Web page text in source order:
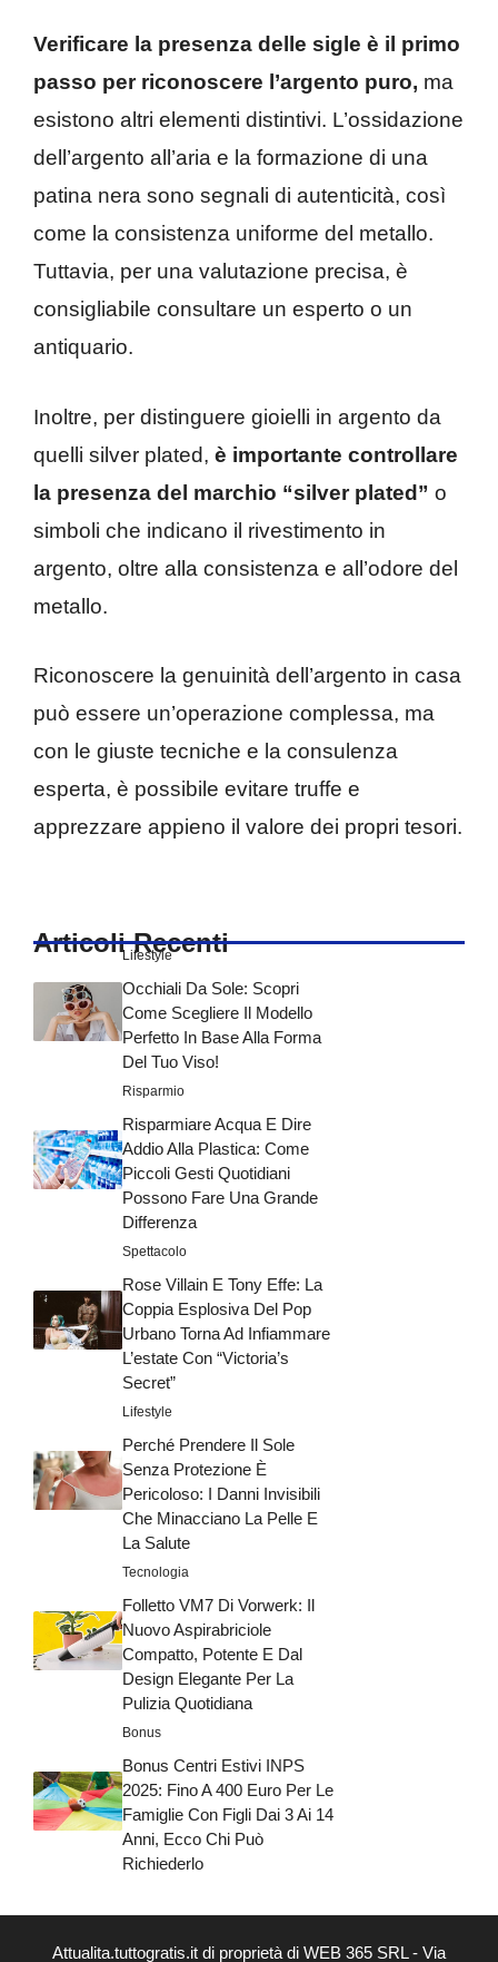
Verificare la presenza delle sigle è il primo
passo per riconoscere l’argento puro, ma
esistono altri elementi distintivi. L’ossidazione
dell’argento all’aria e la formazione di una
patina nera sono segnali di autenticità, così
come la consistenza uniforme del metallo.
Tuttavia, per una valutazione precisa, è
consigliabile consultare un esperto o un
antiquario.
Inoltre, per distinguere gioielli in argento da
quelli silver plated, è importante controllare
la presenza del marchio “silver plated” o
simboli che indicano il rivestimento in
argento, oltre alla consistenza e all’odore del
metallo.
Riconoscere la genuinità dell’argento in casa
può essere un’operazione complessa, ma
con le giuste tecniche e la consulenza
esperta, è possibile evitare truffe e
apprezzare appieno il valore dei propri tesori.
Articoli Recenti
Lifestyle
Occhiali Da Sole: Scopri
Come Scegliere Il Modello
Perfetto In Base Alla Forma
Del Tuo Viso!
Risparmio
Risparmiare Acqua E Dire
Addio Alla Plastica: Come
Piccoli Gesti Quotidiani
Possono Fare Una Grande
Differenza
Spettacolo
Rose Villain E Tony Effe: La
Coppia Esplosiva Del Pop
Urbano Torna Ad Infiammare
L’estate Con “Victoria’s
Secret”
Lifestyle
Perché Prendere Il Sole
Senza Protezione È
Pericoloso: I Danni Invisibili
Che Minacciano La Pelle E
La Salute
Tecnologia
Folletto VM7 Di Vorwerk: Il
Nuovo Aspirabriciole
Compatto, Potente E Dal
Design Elegante Per La
Pulizia Quotidiana
Bonus
Bonus Centri Estivi INPS
2025: Fino A 400 Euro Per Le
Famiglie Con Figli Dai 3 Ai 14
Anni, Ecco Chi Può
Richiederlo
Attualita.tuttogratis.it di proprietà di WEB 365 SRL - Via